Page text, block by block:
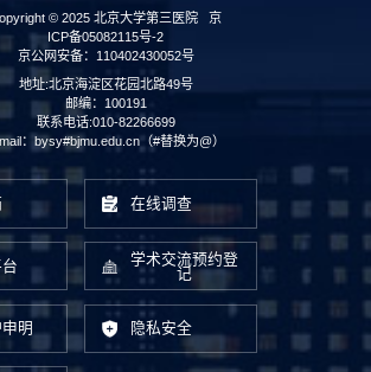
© 2025 北京大学第三医院 京
ICP备05082115号-2
京公网安备：110402430052号
地址:北京海淀区花园北路49号
邮编：100191
联系电话:010-82266699
：bysy#bjmu.edu.cn（#替换为@）
在线调查
学术交流预约登
记
明 隐私安全